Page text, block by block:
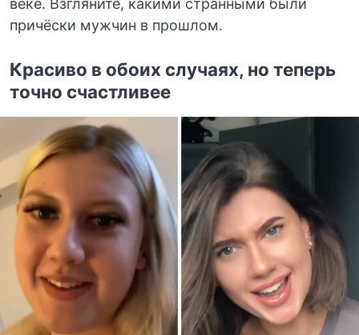
веке. Взгляните, какими странными были
причёски мужчин в прошлом.
Красиво в обоих случаях, но теперь
точно счастливее